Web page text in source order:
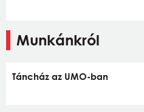
Munkánkról
Táncház az UMO-ban